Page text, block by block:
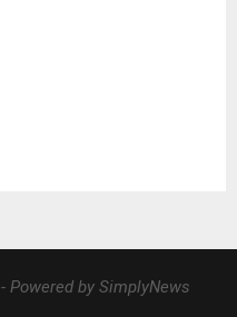
- Powered by SimplyNews